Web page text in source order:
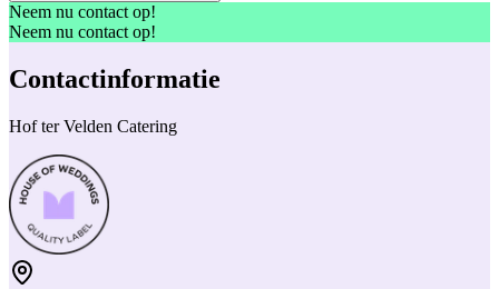
Neem nu contact op!
Neem nu contact op!
Contactinformatie
Hof ter Velden Catering